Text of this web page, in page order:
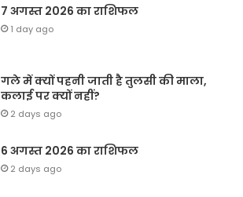
7 अगस्त 2026 का राशिफल
1 day ago
गले में क्यों पहनी जाती है तुलसी की माला,
कलाई पर क्यों नहीं?
2 days ago
6 अगस्त 2026 का राशिफल
2 days ago